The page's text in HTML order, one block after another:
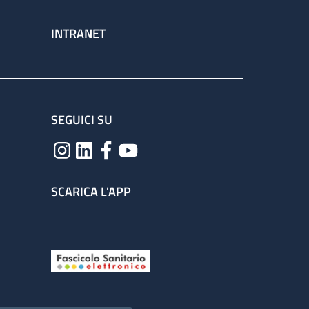
INTRANET
SEGUICI SU
SCARICA L'APP